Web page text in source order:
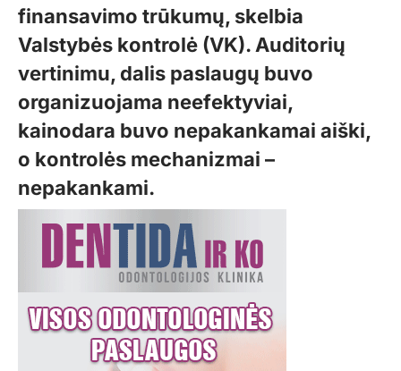
finansavimo trūkumų, skelbia
Valstybės kontrolė (VK). Auditorių
vertinimu, dalis paslaugų buvo
organizuojama neefektyviai,
kainodara buvo nepakankamai aiški,
o kontrolės mechanizmai –
nepakankami.